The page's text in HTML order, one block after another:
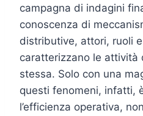
campagna di indagini
conoscenza di
distributive, attori, ruoli
caratterizzano le attività
stessa. Solo con una
questi fenomeni, infatti,
l’efficienza operativa,